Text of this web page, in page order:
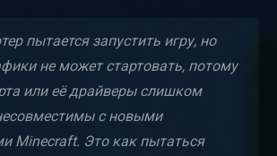
пытается запустить игру, но
не может стартовать, потому
или её драйверы слишком
с новыми
Minecraft. Это как пытаться